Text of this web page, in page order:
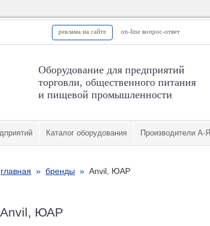
реклама на сайте on-line вопрос-ответ
Оборудование для предприятий
торговли, общественного питания
и пищевой промышленности
Каталог оборудования Производители А-Я
главная » бренды » Anvil, ЮАР
Anvil, ЮАР